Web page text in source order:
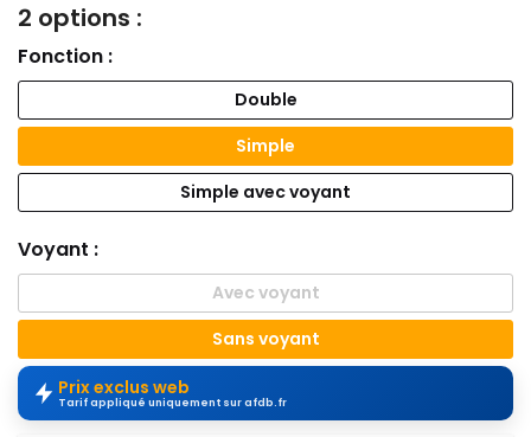
2 options :
Fonction :
Double
Simple
Simple avec voyant
Voyant :
Avec voyant
Sans voyant
Prix exclus web
Tarif appliqué uniquement sur afdb.fr